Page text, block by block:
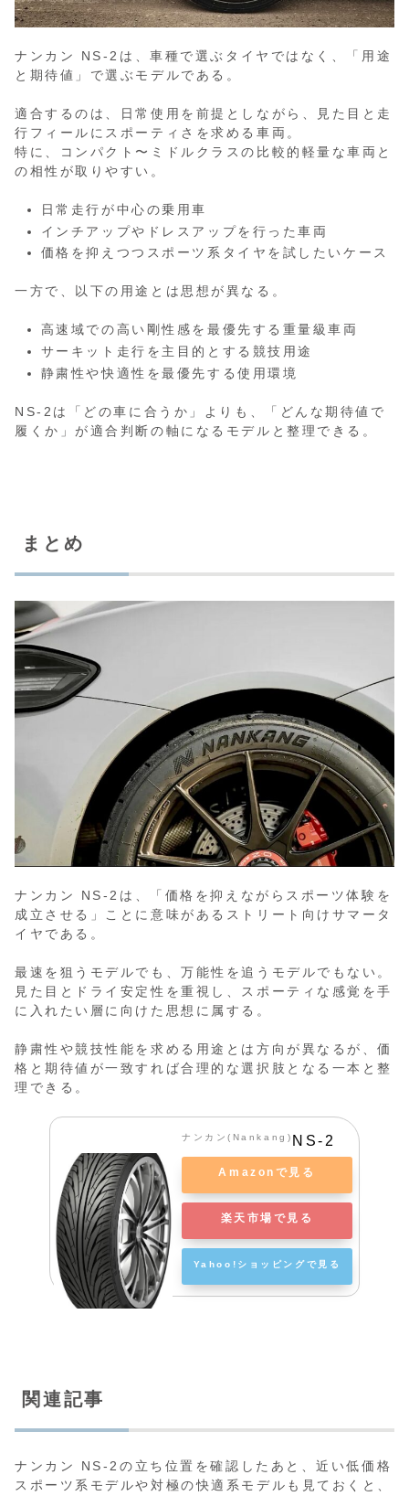
ナンカン NS-2は、車種で選ぶタイヤではなく、「用途
と期待値」で選ぶモデルである。
適合するのは、日常使用を前提としながら、見た目と走
行フィールにスポーティさを求める車両。
特に、コンパクト〜ミドルクラスの比較的軽量な車両と
の相性が取りやすい。
日常走行が中心の乗用車
インチアップやドレスアップを行った車両
価格を抑えつつスポーツ系タイヤを試したいケース
一方で、以下の用途とは思想が異なる。
高速域での高い剛性感を最優先する重量級車両
サーキット走行を主目的とする競技用途
静粛性や快適性を最優先する使用環境
NS-2は「どの車に合うか」よりも、「どんな期待値で
履くか」が適合判断の軸になるモデルと整理できる。
まとめ
ナンカン NS-2は、「価格を抑えながらスポーツ体験を
成立させる」ことに意味があるストリート向けサマータ
イヤである。
最速を狙うモデルでも、万能性を追うモデルでもない。
見た目とドライ安定性を重視し、スポーティな感覚を手
に入れたい層に向けた思想に属する。
静粛性や競技性能を求める用途とは方向が異なるが、価
格と期待値が一致すれば合理的な選択肢となる一本と整
理できる。
ナンカン(Nankang) NS-2
Amazonで見る
楽天市場で見る
Yahoo!ショッピングで見る
関連記事
ナンカン NS-2の立ち位置を確認したあと、近い低価格
スポーツ系モデルや対極の快適系モデルも見ておくと、